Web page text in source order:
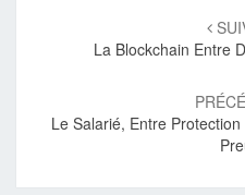
d'articleLa Blockchain Entre
Le Salarié, Entre